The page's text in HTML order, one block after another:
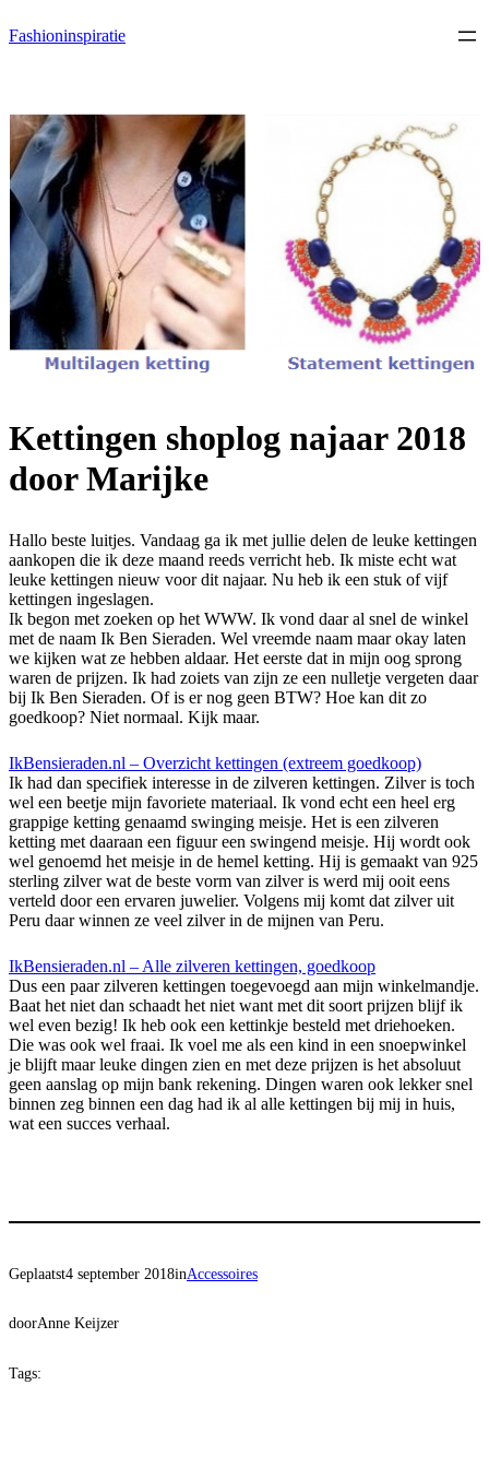
naar
Fashioninspiratie
Kettingen shoplog najaar 2018
door Marijke
Hallo beste luitjes. Vandaag ga ik met jullie delen de leuke kettingen
aankopen die ik deze maand reeds verricht heb. Ik miste echt wat
leuke kettingen nieuw voor dit najaar. Nu heb ik een stuk of vijf
kettingen ingeslagen.
Ik begon met zoeken op het WWW. Ik vond daar al snel de winkel
met de naam Ik Ben Sieraden. Wel vreemde naam maar okay laten
we kijken wat ze hebben aldaar. Het eerste dat in mijn oog sprong
waren de prijzen. Ik had zoiets van zijn ze een nulletje vergeten daar
bij Ik Ben Sieraden. Of is er nog geen BTW? Hoe kan dit zo
goedkoop? Niet normaal. Kijk maar.
IkBensieraden.nl – Overzicht kettingen (extreem goedkoop)
Ik had dan specifiek interesse in de zilveren kettingen. Zilver is toch
wel een beetje mijn favoriete materiaal. Ik vond echt een heel erg
grappige ketting genaamd swinging meisje. Het is een zilveren
ketting met daaraan een figuur een swingend meisje. Hij wordt ook
wel genoemd het meisje in de hemel ketting. Hij is gemaakt van 925
sterling zilver wat de beste vorm van zilver is werd mij ooit eens
verteld door een ervaren juwelier. Volgens mij komt dat zilver uit
Peru daar winnen ze veel zilver in de mijnen van Peru.
IkBensieraden.nl – Alle zilveren kettingen, goedkoop
Dus een paar zilveren kettingen toegevoegd aan mijn winkelmandje.
Baat het niet dan schaadt het niet want met dit soort prijzen blijf ik
wel even bezig! Ik heb ook een kettinkje besteld met driehoeken.
Die was ook wel fraai. Ik voel me als een kind in een snoepwinkel
je blijft maar leuke dingen zien en met deze prijzen is het absoluut
geen aanslag op mijn bank rekening. Dingen waren ook lekker snel
binnen zeg binnen een dag had ik al alle kettingen bij mij in huis,
wat een succes verhaal.
Geplaatst4 september 2018inAccessoires
doorAnne Keijzer
Tags: